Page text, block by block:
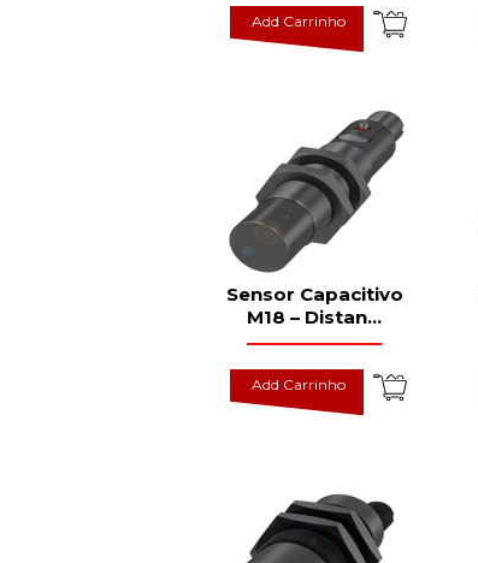
Add Carrinho
Sensor Capacitivo
M18 – Distan...
Add Carrinho